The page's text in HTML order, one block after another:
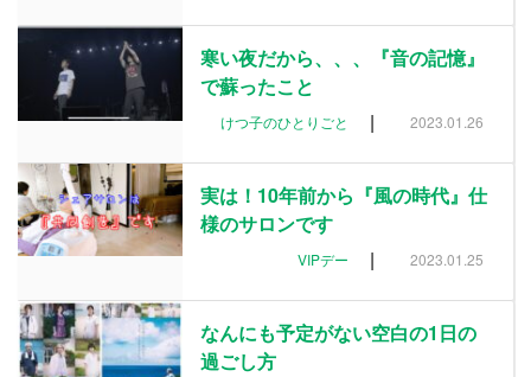
寒い夜だから、、、『音の記憶』
で蘇ったこと
けつ子のひとりごと | 2023.01.26
実は！10年前から『風の時代』仕
様のサロンです
VIPデー | 2023.01.25
なんにも予定がない空白の1日の
過ごし方